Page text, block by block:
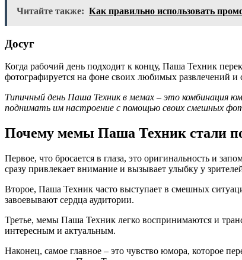
Читайте также: Как правильно использовать
Досуг
Когда рабочий день подходит к концу, Паша Техник
фотографируется на фоне своих любимых развлечений и
Типичный день Паша Техник в мемах – это комбинация
поднимать им настроение с помощью своих смешных
Почему мемы Паша Техник стали
Первое, что бросается в глаза, это оригинальность и
сразу привлекает внимание и вызывает улыбку у
Второе, Паша Техник часто выступает в смешных
завоевывают сердца аудитории.
Третье, мемы Паша Техник легко воспринимаются и
интересным и актуальным.
Наконец, самое главное – это чувство юмора, которое